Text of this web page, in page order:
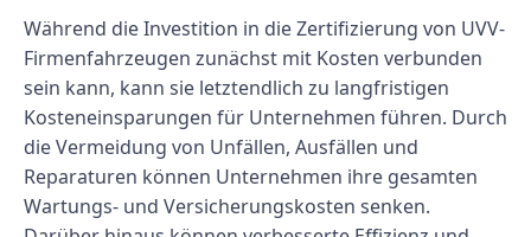
Während die Investition in die Zertifizierung von UVV-
Firmenfahrzeugen zunächst mit Kosten verbunden
sein kann, kann sie letztendlich zu langfristigen
Kosteneinsparungen für Unternehmen führen. Durch
die Vermeidung von Unfällen, Ausfällen und
Reparaturen können Unternehmen ihre gesamten
Wartungs- und Versicherungskosten senken.